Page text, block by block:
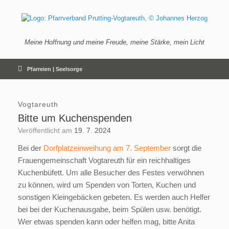
springen
Meine Hoffnung und meine Freude, meine Stärke, mein Licht
Pfarreien | Seelsorge
Vogtareuth
Bitte um Kuchenspenden
Veröffentlicht am 19. 7. 2024
Bei der Dorfplatzeinweihung am 7. September sorgt die
Frauengemeinschaft Vogtareuth für ein reichhaltiges
Kuchenbüfett. Um alle Besucher des Festes verwöhnen
zu können, wird um Spenden von Torten, Kuchen und
sonstigen Kleingebäcken gebeten. Es werden auch Helfer
bei bei der Kuchenausgabe, beim Spülen usw. benötigt.
Wer etwas spenden kann oder helfen mag, bitte Anita